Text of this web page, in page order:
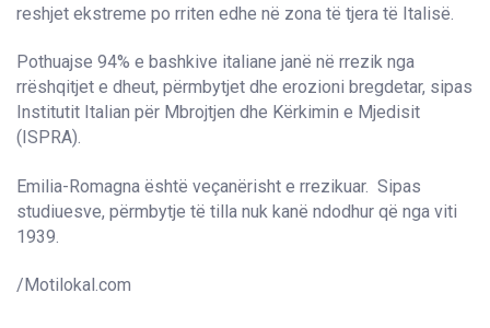
reshjet ekstreme po rriten edhe në zona të tjera të Italisë.
Pothuajse 94% e bashkive italiane janë në rrezik nga
rrëshqitjet e dheut, përmbytjet dhe erozioni bregdetar, sipas
Institutit Italian për Mbrojtjen dhe Kërkimin e Mjedisit
(ISPRA).
Emilia-Romagna është veçanërisht e rrezikuar. Sipas
studiuesve, përmbytje të tilla nuk kanë ndodhur që nga viti
1939.
/Motilokal.com